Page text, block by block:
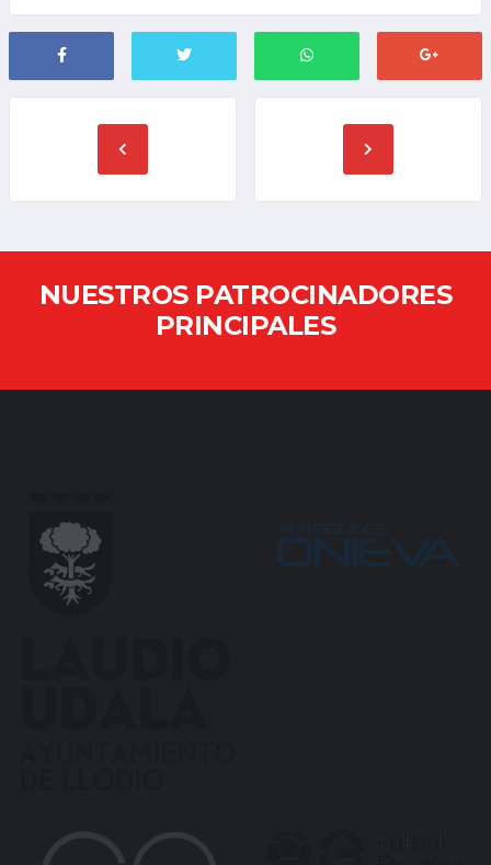
NUESTROS PATROCINADORES
PRINCIPALES